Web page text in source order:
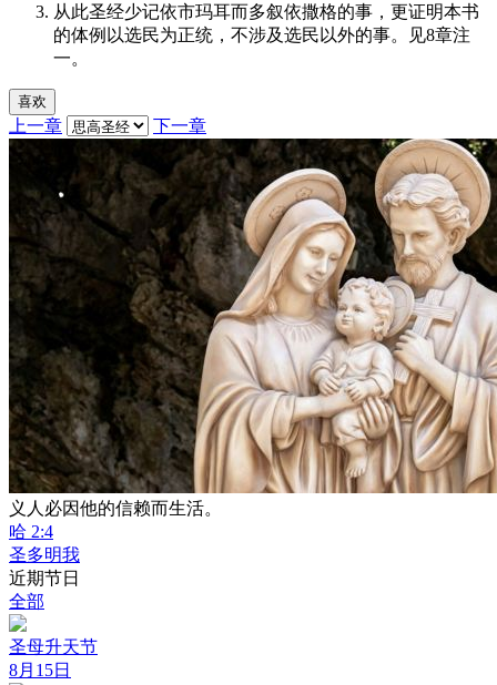
从此圣经少记依市玛耳而多叙依撒格的事，更证明本书
的体例以选民为正统，不涉及选民以外的事。见8章注
一。
喜欢
上一章 下一章
义人必因他的信赖而生活。
哈 2:4
圣多明我
近期节日
全部
圣母升天节
8月15日